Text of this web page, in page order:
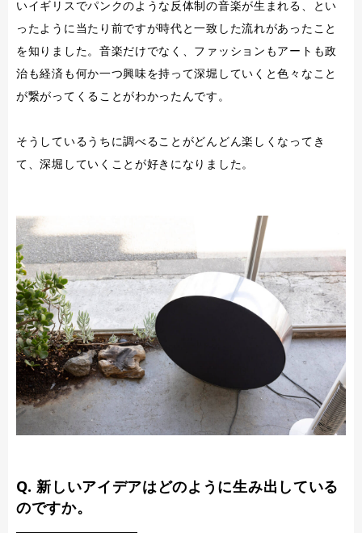
いイギリスでパンクのような反体制の音楽が生まれる、とい
ったように当たり前ですが時代と一致した流れがあったこと
を知りました。音楽だけでなく、ファッションもアートも政
治も経済も何か一つ興味を持って深堀していくと色々なこと
が繋がってくることがわかったんです。
そうしているうちに調べることがどんどん楽しくなってき
て、深堀していくことが好きになりました。
Q. 新しいアイデアはどのように生み出している
のですか。